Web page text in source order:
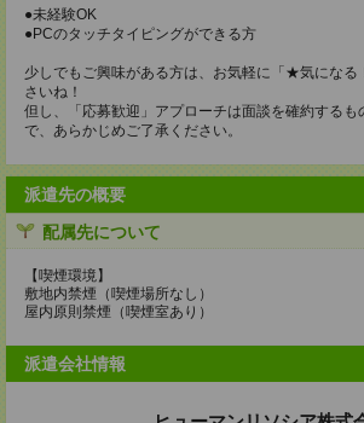
●未経験OK
●PCのタッチタイピングができる方
少しでもご興味がある方は、お気軽に「★気になる
さいね！
但し、「応募歓迎」アプローチは面談を確約するも
で、あらかじめご了承ください。
派遣先の概要
配属先について
【喫煙環境】
敷地内禁煙（喫煙場所なし）
屋内原則禁煙（喫煙室あり）
派遣会社情報